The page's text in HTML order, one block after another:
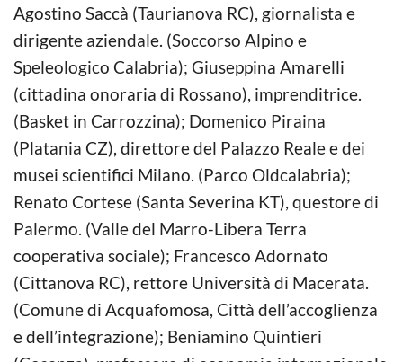
Agostino Saccà (Taurianova RC), giornalista e
dirigente aziendale. (Soccorso Alpino e
Speleologico Calabria); Giuseppina Amarelli
(cittadina onoraria di Rossano), imprenditrice.
(Basket in Carrozzina); Domenico Piraina
(Platania CZ), direttore del Palazzo Reale e dei
musei scientifici Milano. (Parco Oldcalabria);
Renato Cortese (Santa Severina KT), questore di
Palermo. (Valle del Marro-Libera Terra
cooperativa sociale); Francesco Adornato
(Cittanova RC), rettore Università di Macerata.
(Comune di Acquafomosa, Città dell’accoglienza
e dell’integrazione); Beniamino Quintieri